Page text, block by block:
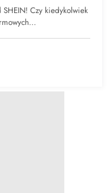
Czy kiedykolwiek